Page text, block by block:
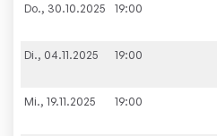
Do., 30.10.2025 19:00
Di., 04.11.2025 19:00
Mi., 19.11.2025 19:00